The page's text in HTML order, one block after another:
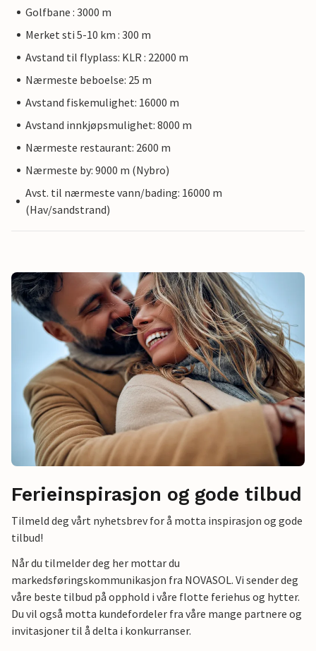
Golfbane : 3000 m
Merket sti 5-10 km : 300 m
Avstand til flyplass: KLR : 22000 m
Nærmeste beboelse: 25 m
Avstand fiskemulighet: 16000 m
Avstand innkjøpsmulighet: 8000 m
Nærmeste restaurant: 2600 m
Nærmeste by: 9000 m (Nybro)
Avst. til nærmeste vann/bading: 16000 m
(Hav/sandstrand)
Ferieinspirasjon og gode tilbud
Tilmeld deg vårt nyhetsbrev for å motta inspirasjon og gode
tilbud!
Når du tilmelder deg her mottar du
markedsføringskommunikasjon fra NOVASOL. Vi sender deg
våre beste tilbud på opphold i våre flotte feriehus og hytter.
Du vil også motta kundefordeler fra våre mange partnere og
invitasjoner til å delta i konkurranser.